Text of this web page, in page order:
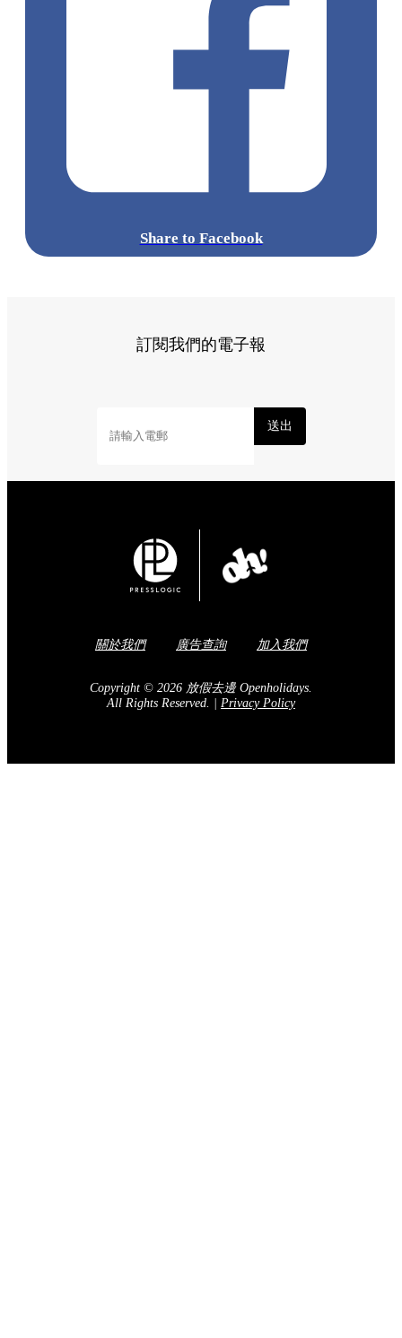
Share to Facebook
訂閱我們的電子報
送出
關於我們 廣告查詢 加入我們
Copyright © 2026 放假去邊 Openholidays.
All Rights Reserved. | Privacy Policy